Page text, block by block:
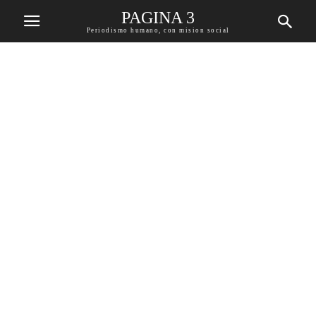
PAGINA 3
Periodismo humano, con mision social